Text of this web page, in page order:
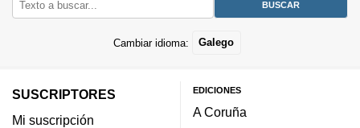
Cambiar idioma: Galego
SUSCRIPTORES
Mi suscripción
EDICIONES
A Coruña